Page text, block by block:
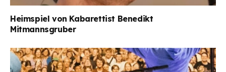
Heimspiel von Kabarettist Benedikt
Mitmannsgruber